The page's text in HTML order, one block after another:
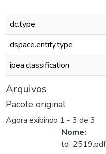
dc.type
dspace.entity.type
ipea.classification
Arquivos
Pacote original
Agora exibindo 1 - 3 de 3
Nome:
td_2519.pdf